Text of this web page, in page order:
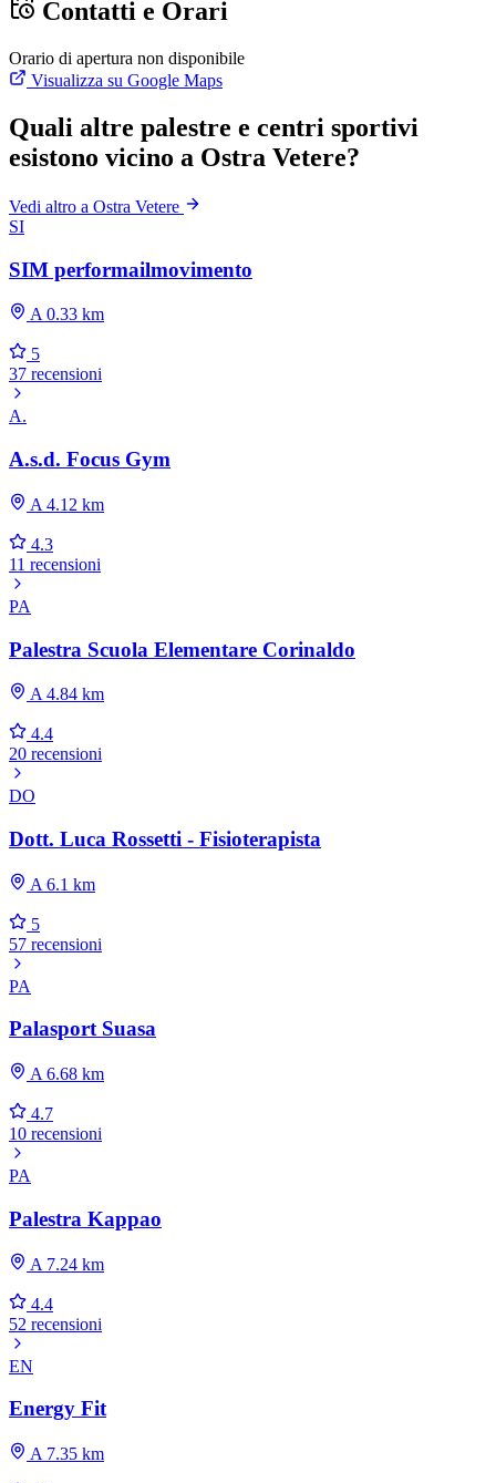
Contatti e Orari
Orario di apertura non disponibile
Visualizza su Google Maps
Quali altre palestre e centri sportivi
esistono vicino a Ostra Vetere?
Vedi altro a Ostra Vetere
SI
SIM performailmovimento
A 0.33 km
5
37 recensioni
A.
A.s.d. Focus Gym
A 4.12 km
4.3
11 recensioni
PA
Palestra Scuola Elementare Corinaldo
A 4.84 km
4.4
20 recensioni
DO
Dott. Luca Rossetti - Fisioterapista
A 6.1 km
5
57 recensioni
PA
Palasport Suasa
A 6.68 km
4.7
10 recensioni
PA
Palestra Kappao
A 7.24 km
4.4
52 recensioni
EN
Energy Fit
A 7.35 km